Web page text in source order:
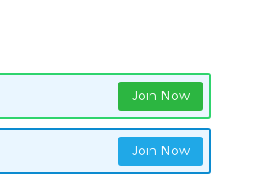
Join Now
Join Now